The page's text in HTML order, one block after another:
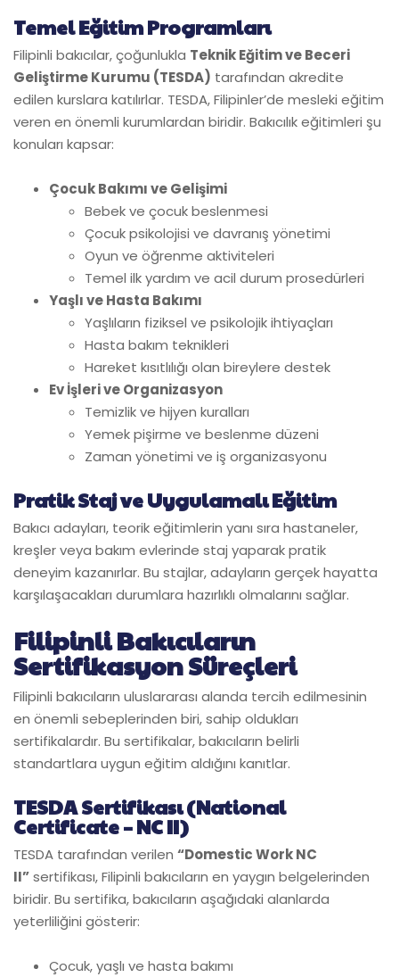
Temel Eğitim Programları
Filipinli bakıcılar, çoğunlukla Teknik Eğitim ve Beceri
Geliştirme Kurumu (TESDA) tarafından akredite
edilen kurslara katılırlar. TESDA, Filipinler’de mesleki eğitim
veren en önemli kurumlardan biridir. Bakıcılık eğitimleri şu
konuları kapsar:
Çocuk Bakımı ve Gelişimi
Bebek ve çocuk beslenmesi
Çocuk psikolojisi ve davranış yönetimi
Oyun ve öğrenme aktiviteleri
Temel ilk yardım ve acil durum prosedürleri
Yaşlı ve Hasta Bakımı
Yaşlıların fiziksel ve psikolojik ihtiyaçları
Hasta bakım teknikleri
Hareket kısıtlılığı olan bireylere destek
Ev İşleri ve Organizasyon
Temizlik ve hijyen kuralları
Yemek pişirme ve beslenme düzeni
Zaman yönetimi ve iş organizasyonu
Pratik Staj ve Uygulamalı Eğitim
Bakıcı adayları, teorik eğitimlerin yanı sıra hastaneler,
kreşler veya bakım evlerinde staj yaparak pratik
deneyim kazanırlar. Bu stajlar, adayların gerçek hayatta
karşılaşacakları durumlara hazırlıklı olmalarını sağlar.
Filipinli Bakıcıların
Sertifikasyon Süreçleri
Filipinli bakıcıların uluslararası alanda tercih edilmesinin
en önemli sebeplerinden biri, sahip oldukları
sertifikalardır. Bu sertifikalar, bakıcıların belirli
standartlara uygun eğitim aldığını kanıtlar.
TESDA Sertifikası (National
Certificate – NC II)
TESDA tarafından verilen “Domestic Work NC
II”sertifikası, Filipinli bakıcıların en yaygın belgelerinden
biridir. Bu sertifika, bakıcıların aşağıdaki alanlarda
yeterliliğini gösterir:
Çocuk, yaşlı ve hasta bakımı